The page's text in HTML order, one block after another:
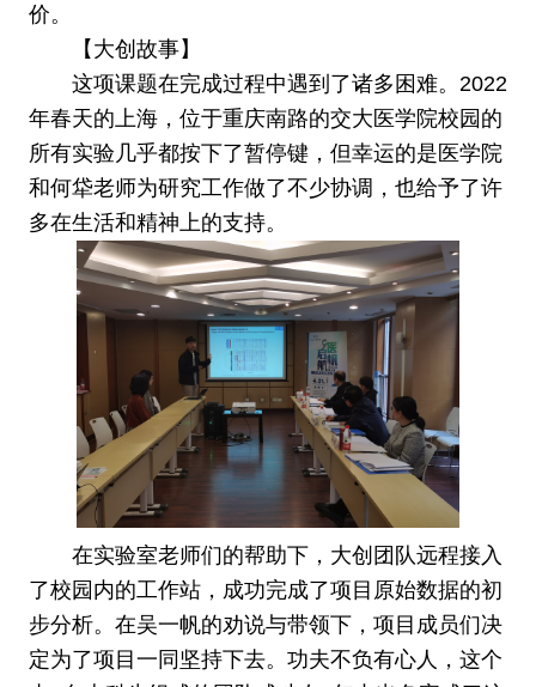
价。
【大创故事】
这项课题在完成过程中遇到了诸多困难。2022
年春天的上海，位于重庆南路的交大医学院校园的
所有实验几乎都按下了暂停键，但幸运的是医学院
和何牮老师为研究工作做了不少协调，也给予了许
多在生活和精神上的支持。
在实验室老师们的帮助下，大创团队远程接入
了校园内的工作站，成功完成了项目原始数据的初
步分析。在吴一帆的劝说与带领下，项目成员们决
定为了项目一同坚持下去。功夫不负有心人，这个